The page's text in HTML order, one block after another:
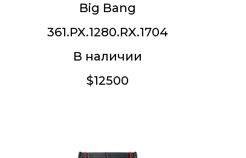
Big Bang
361.PX.1280.RX.1704
В наличии
$12500